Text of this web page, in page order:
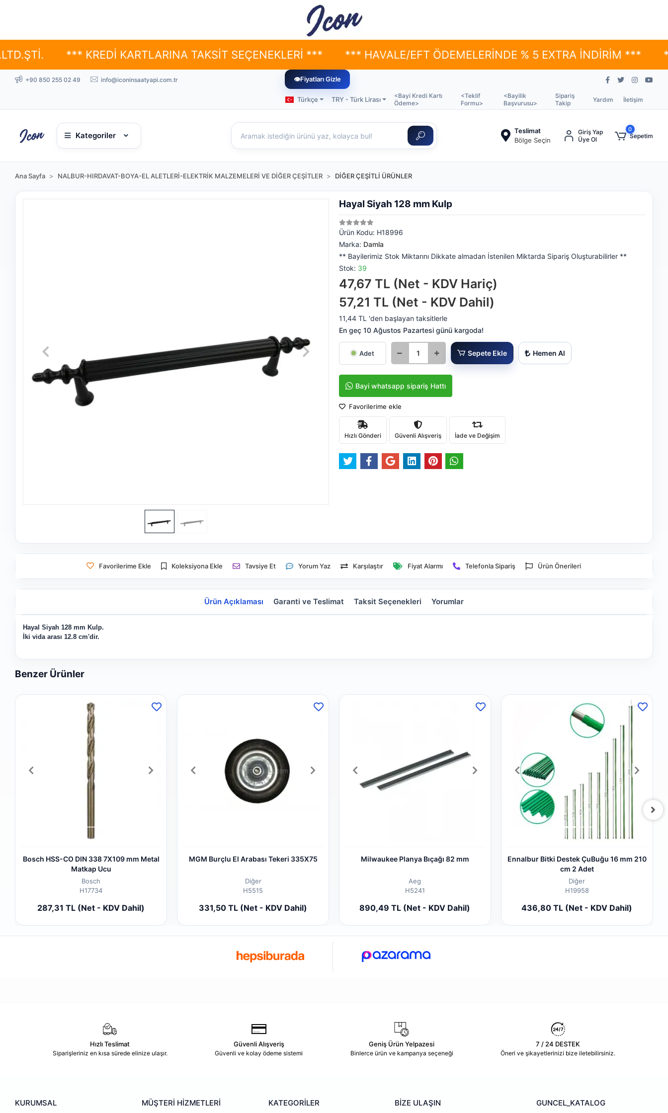
*** KREDİ KARTLARINA TAKSİT SEÇENEKLERİ *** *** HAVALE/EFT ÖDEMELERİNDE % 5 EXTRA İNDİRİM *** ***
+90 850 255 02 49 info@iconinsaatyapi.com.tr 👁Fiyatları Gizle
Türkçe TRY - Türk Lirası
<Bayi Kredi Kartı
Ödeme>
<Teklif
Formu>
<Bayilik
Başvurusu>
Sipariş
Takip
Yardım İletişim
Kategoriler
Teslimat
Bölge Seçin
Giriş Yap
Üye Ol
0
Sepetim
Ana Sayfa NALBUR-HIRDAVAT-BOYA-EL ALETLERİ-ELEKTRİK MALZEMELERİ VE DİĞER ÇEŞİTLER DİĞER ÇEŞİTLİ ÜRÜNLER
Hayal Siyah 128 mm Kulp
Ürün Kodu: H18996
Marka: Damla
** Bayilerimiz Stok Miktarını Dikkate almadan İstenilen Miktarda Sipariş Oluşturabilirler **
Stok: 39
47,67 TL (Net - KDV Hariç)
57,21 TL (Net - KDV Dahil)
11,44 TL 'den başlayan taksitlerle
En geç 10 Ağustos Pazartesi günü kargoda!
Adet Sepete Ekle Hemen Al
Bayi whatsapp sipariş Hattı
Favorilerime ekle
Hızlı Gönderi Güvenli Alışveriş İade ve Değişim
Favorilerime Ekle Koleksiyona Ekle Tavsiye Et Yorum Yaz Karşılaştır Fiyat Alarmı Telefonla Sipariş Ürün Önerileri
Ürün Açıklaması Garanti ve Teslimat Taksit Seçenekleri Yorumlar
Hayal Siyah 128 mm Kulp.
İki vida arası 12.8 cm'dir.
Benzer Ürünler
Bosch HSS-CO DIN 338 7X109 mm Metal
Matkap Ucu
Bosch
H17734
287,31 TL (Net - KDV Dahil)
MGM Burçlu El Arabası Tekeri 335X75
Diğer
H5515
331,50 TL (Net - KDV Dahil)
Milwaukee Planya Bıçağı 82 mm
Aeg
H5241
890,49 TL (Net - KDV Dahil)
Ennalbur Bitki Destek ÇuBuğu 16 mm 210
cm 2 Adet
Diğer
H19958
436,80 TL (Net - KDV Dahil)
Hızlı Teslimat
Siparişleriniz en kısa sürede elinize ulaşır.
Güvenli Alışveriş
Güvenli ve kolay ödeme sistemi
Geniş Ürün Yelpazesi
Binlerce ürün ve kampanya seçeneği
7 / 24 DESTEK
Öneri ve şikayetlerinizi bize iletebilirsiniz.
KURUMSAL MÜŞTERİ HİZMETLERİ KATEGORİLER BİZE ULAŞIN GUNCEL_KATALOG